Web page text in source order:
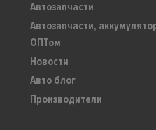
Автозапчасти
Автозапчасти,
ОПТом
Новости
Авто блог
Производители